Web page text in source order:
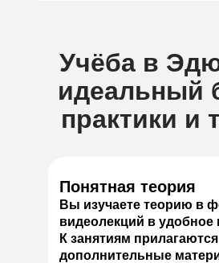
Понятная теория
Вы изучаете теорию в
видеолекций в удобное
К занятиям прилагаются
дополнительные
Учёба в
идеальный
практики и